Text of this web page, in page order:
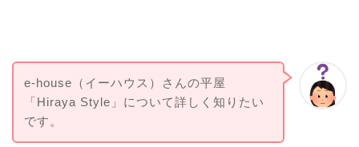
e-house（イーハウス）さんの平屋
「Hiraya Style」について詳しく知りたい
です。